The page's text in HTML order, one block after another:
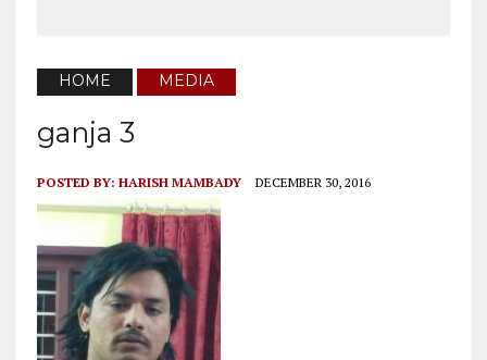
HOME MEDIA
ganja 3
POSTED BY: HARISH MAMBADY DECEMBER 30, 2016